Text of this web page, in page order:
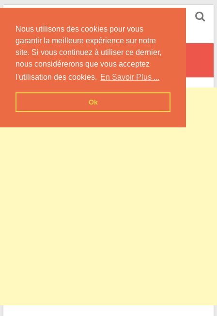
Nous utilisons des cookies pour vous
garantir la meilleure expérience sur notre
site. Si vous continuez à utiliser ce dernier,
nous considérerons que vous acceptez
l'utilisation des cookies. En Savoir Plus ...
Ok
Skip
content
Informations sur les Pompes à Chaleur
Rouvres-sous-Meilly